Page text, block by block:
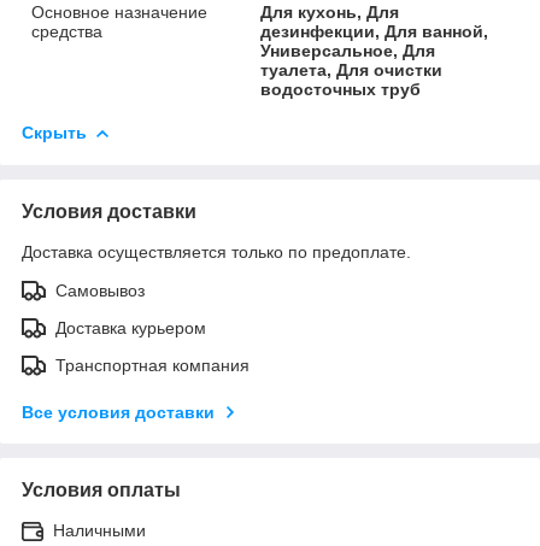
Основное назначение
средства
Для кухонь, Для
дезинфекции, Для ванной,
Универсальное, Для
туалета, Для очистки
водосточных труб
Скрыть
Условия доставки
Доставка осуществляется только по предоплате.
Самовывоз
Доставка курьером
Транспортная компания
Все условия доставки
Условия оплаты
Наличными